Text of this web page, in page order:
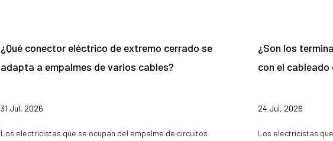
¿Qué conector eléctrico de extremo cerrado se
adapta a empalmes de varios cables?
31 Jul, 2026
Los electricistas que se ocupan del empalme de circuitos
¿Son los
con el cableado
24 Jul, 2026
Los electricistas